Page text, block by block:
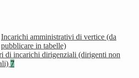
Incarichi amministrativi di vertice (da
pubblicare in tabelle)
di incarichi dirigenziali (dirigenti non
7